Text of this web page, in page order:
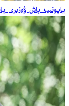
ياپونىيە باش ۋەزىرى